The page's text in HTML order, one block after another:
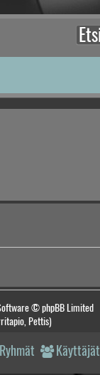
© phpBB Limited
Pettis)
Käyttäjät
Ryhmät